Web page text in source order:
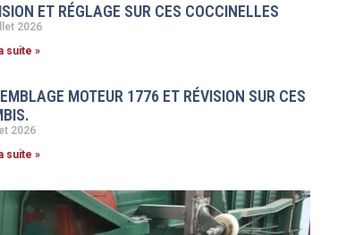
ET RÉGLAGE SUR CES COCCINELLES
2026
suite »
MOTEUR 1776 ET RÉVISION SUR CES
2026
suite »